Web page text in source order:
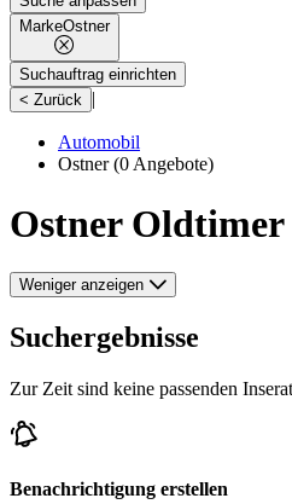
MarkeOstner
Suchauftrag einrichten
< Zurück |
Automobil
Ostner(0 Angebote)
Ostner Oldtimer
Weniger anzeigen
Suchergebnisse
Zur Zeit sind keine passenden
Benachrichtigung erstellen